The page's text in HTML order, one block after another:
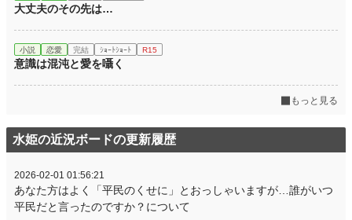
大丈夫のその先は…
小説 恋愛 完結 ｼｮｰﾄｼｮｰﾄ R15
意識は混沌と愛を囁く
もっと見る
水姫の近況ボードの更新履歴
2026-02-01 01:56:21
あなた方はよく「平民のくせに」とおっしゃいますが…誰がいつ
平民だと言ったのですか？について